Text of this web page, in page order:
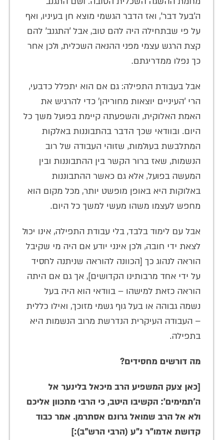
ה'בעל דבר', ואז הדבר הגשמי מוצא חן בעיניו, ואף
על פי שבתחילה היה להם טוב, אבל 'התגנב' להם
קצת הרגש עצמי מפני ההנאה השכלית, ולכן אחר
כך נפלו ממדריגתם.
אבל בעבודת התפילה: גם אם הוא יתפלל כדבעי,
הרי 'העיניים יוצאות מחוריהן' כדי להרגיש את
האמת האלוקית, והשפעתה קיימת בפועל משך כל
היום. ובוודאי שכך הדבר בהתבוננות באלקות
המתלבשת בעולמות, שזוהי העבודה של רוב
הנשמות, שאז ברור הקשר בין ההתבוננות ובין
המעשה בפועל, אלא גם כאשר ההתבוננות
באלוקות היא באופן מופשט יותר, מכל מקום הוא
מחפש לעצמו משהו מעשי למשך כל היום.
אבל עם לימוד בלבד, בלי עבודת התפילה, אינו יכול
לצאת ידי חובה, ולכן אינני יודע אם היה מי שקיבל
הוראה לנהוג כך [הכוונה להוראה שניתנה לחסיד
על ידי אחד מרבותינו הקדושים], אך גם אם היתה
הוראה כזאת למישהו – בוודאי הוא היה בעל
נשמה גבוהה או בעל גוף גשמי מזוכך, ואילו כללית
– העבודה העיקרית הנדרשת מרוב הנשמות היא
בתפילה.
מה דורשים מחסידים?
[כאן צעק המשפיע הרב מיכאל בלינער אל
ה'תמימים': הקשיבו היטב, כי הרבי מתכוון אליכם
ולא אל הרב שמואל גרונם אסתרמן. אמר כבוד
קדושת אדמו"ר נ"ע (הרבי הרש"ב):]